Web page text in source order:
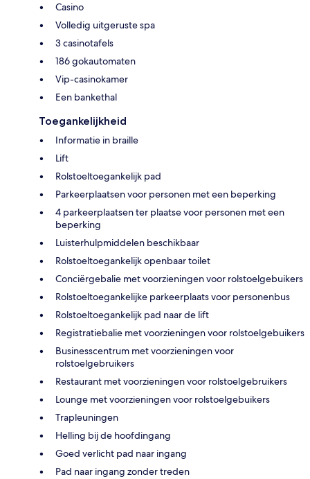
Casino
Volledig uitgeruste spa
3 casinotafels
186 gokautomaten
Vip-casinokamer
Een bankethal
Toegankelijkheid
Informatie in braille
Lift
Rolstoeltoegankelijk pad
Parkeerplaatsen voor personen met een beperking
4 parkeerplaatsen ter plaatse voor personen met een
beperking
Luisterhulpmiddelen beschikbaar
Rolstoeltoegankelijk openbaar toilet
Conciërgebalie met voorzieningen voor rolstoelgebuikers
Rolstoeltoegankelijke parkeerplaats voor personenbus
Rolstoeltoegankelijk pad naar de lift
Registratiebalie met voorzieningen voor rolstoelgebuikers
Businesscentrum met voorzieningen voor
rolstoelgebruikers
Restaurant met voorzieningen voor rolstoelgebruikers
Lounge met voorzieningen voor rolstoelgebuikers
Trapleuningen
Helling bij de hoofdingang
Goed verlicht pad naar ingang
Pad naar ingang zonder treden